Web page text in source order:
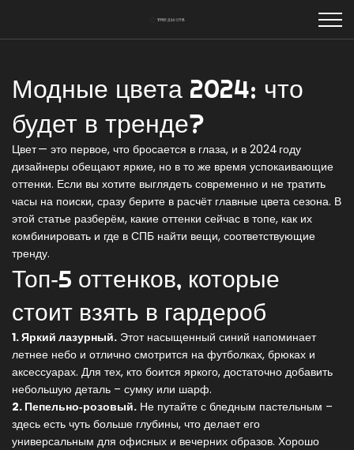
Модные цвета 2024: что
будет в тренде?
Цвет — это первое, что бросается в глаза, и в 2024 году
дизайнеры обещают яркие, но в то же время успокаивающие
оттенки. Если вы хотите выглядеть современно и не тратить
часы на поиски, сразу берите в расчёт главные цвета сезона. В
этой статье разберём, какие оттенки сейчас в топе, как их
комбинировать и где в СПБ найти вещи, соответствующие
тренду.
Топ‑5 оттенков, которые
стоит взять в гардероб
1. Яркий лазурный. Этот насыщенный синий напоминает
летнее небо и отлично смотрится на футболках, брюках и
аксессуарах. Для тех, кто боится яркого, достаточно добавить
небольшую деталь – сумку или шарф.
2. Пепельно‑розовый. Не путайте с бледным пастельным –
здесь есть чуть больше глубины, что делает его
универсальным для офисных и вечерних образов. Хорошо